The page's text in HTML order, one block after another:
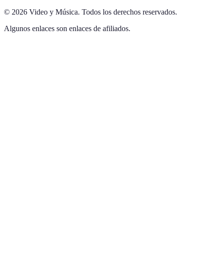
© 2026 Video y Música. Todos los derechos reservados.
Algunos enlaces son enlaces de afiliados.